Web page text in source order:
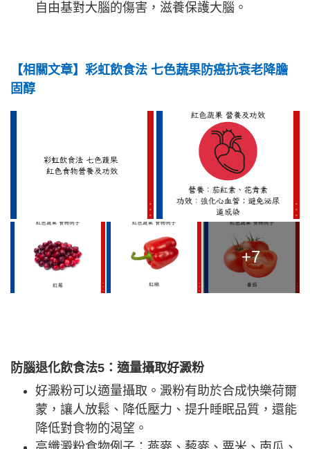
自由基對大腦的傷害，滋養保護大腦。
【相關文章】彩虹飲食法 七色蔬果防癌抗衰老降膽
固醇
+7
防腦退化飲食法5 ：適量攝取好澱粉
好澱粉可以適量攝取。澱粉有助於合成快樂荷爾
蒙，讓人放鬆、降低壓力、提升睡眠品質，還能
降低對食物的渴望。